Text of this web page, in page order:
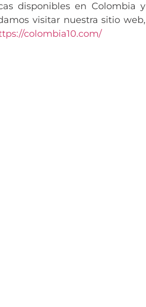
disponibles en Colombia y
visitar nuestra sitio web,
colombia10.com/